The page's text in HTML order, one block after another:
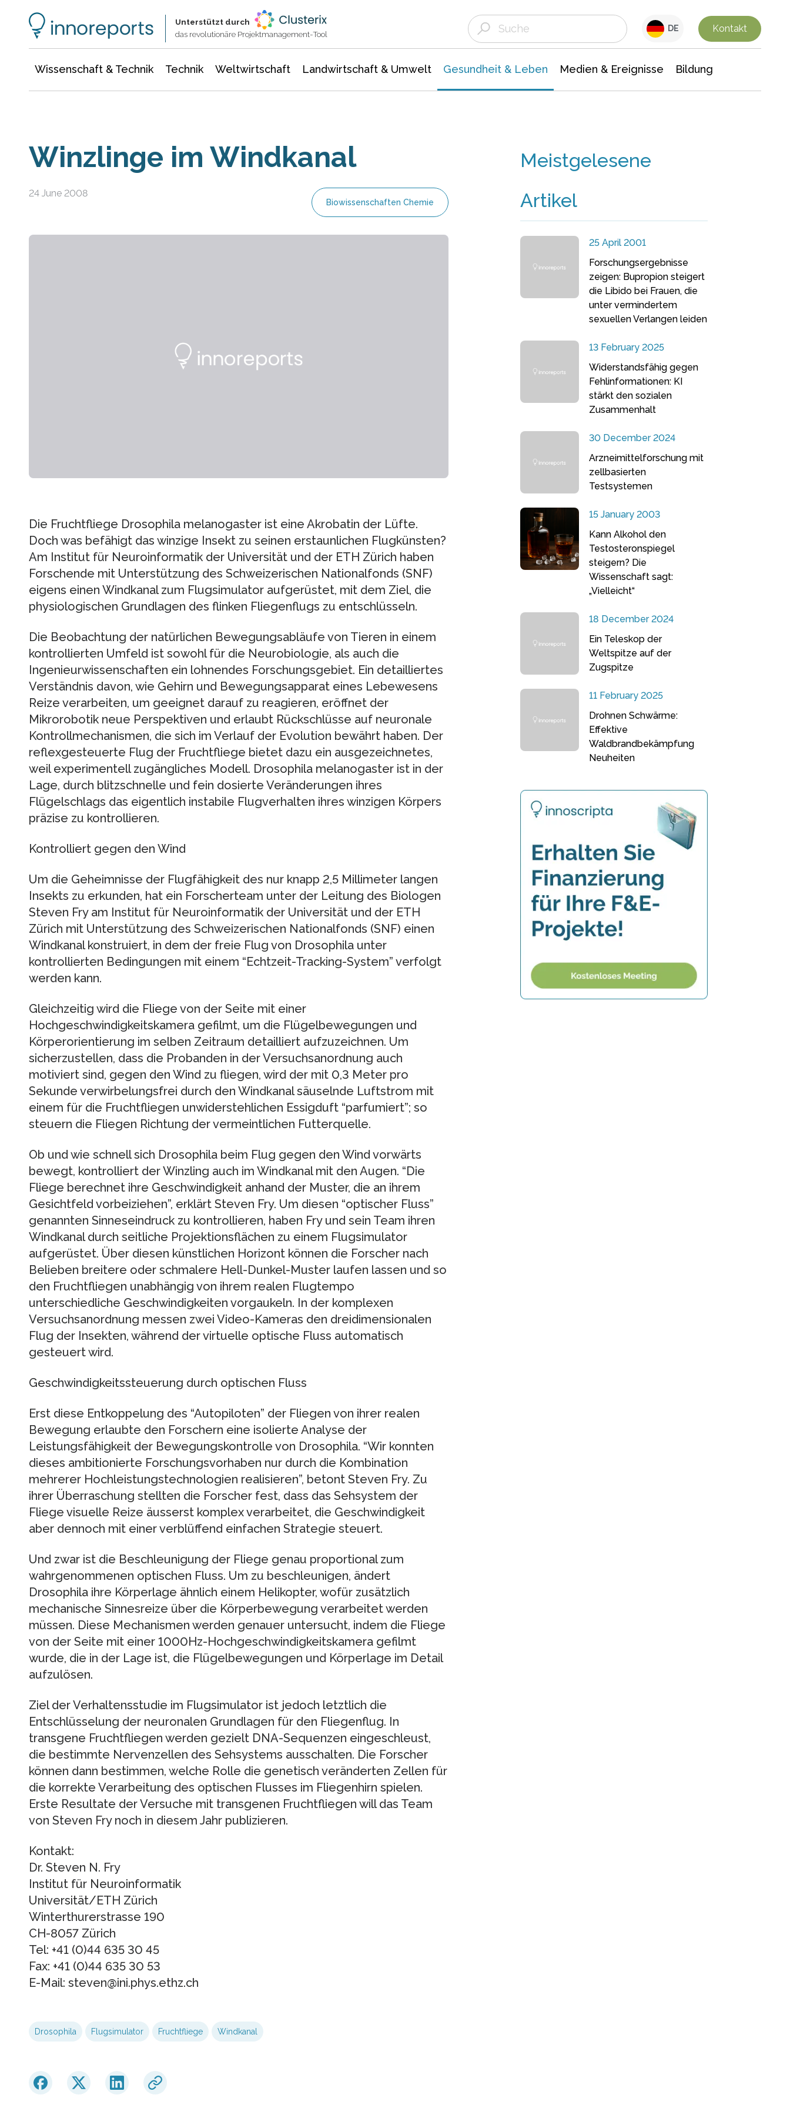
Unterstützt durch
das revolutionäre Projektmanagement-Tool
DE Kontakt
Wissenschaft & Technik Technik Weltwirtschaft Landwirtschaft & Umwelt Gesundheit & Leben Medien & Ereignisse Bildung
Winzlinge im Windkanal
24 June 2008
Biowissenschaften Chemie
Die Fruchtfliege Drosophila melanogaster ist eine Akrobatin der Lüfte.
Doch was befähigt das winzige Insekt zu seinen erstaunlichen Flugkünsten?
Am Institut für Neuroinformatik der Universität und der ETH Zürich haben
Forschende mit Unterstützung des Schweizerischen Nationalfonds (SNF)
eigens einen Windkanal zum Flugsimulator aufgerüstet, mit dem Ziel, die
physiologischen Grundlagen des flinken Fliegenflugs zu entschlüsseln.
Die Beobachtung der natürlichen Bewegungsabläufe von Tieren in einem
kontrollierten Umfeld ist sowohl für die Neurobiologie, als auch die
Ingenieurwissenschaften ein lohnendes Forschungsgebiet. Ein detailliertes
Verständnis davon, wie Gehirn und Bewegungsapparat eines Lebewesens
Reize verarbeiten, um geeignet darauf zu reagieren, eröffnet der
Mikrorobotik neue Perspektiven und erlaubt Rückschlüsse auf neuronale
Kontrollmechanismen, die sich im Verlauf der Evolution bewährt haben. Der
reflexgesteuerte Flug der Fruchtfliege bietet dazu ein ausgezeichnetes,
weil experimentell zugängliches Modell. Drosophila melanogaster ist in der
Lage, durch blitzschnelle und fein dosierte Veränderungen ihres
Flügelschlags das eigentlich instabile Flugverhalten ihres winzigen Körpers
präzise zu kontrollieren.
Kontrolliert gegen den Wind
Um die Geheimnisse der Flugfähigkeit des nur knapp 2,5 Millimeter langen
Insekts zu erkunden, hat ein Forscherteam unter der Leitung des Biologen
Steven Fry am Institut für Neuroinformatik der Universität und der ETH
Zürich mit Unterstützung des Schweizerischen Nationalfonds (SNF) einen
Windkanal konstruiert, in dem der freie Flug von Drosophila unter
kontrollierten Bedingungen mit einem “Echtzeit-Tracking-System” verfolgt
werden kann.
Gleichzeitig wird die Fliege von der Seite mit einer
Hochgeschwindigkeitskamera gefilmt, um die Flügelbewegungen und
Körperorientierung im selben Zeitraum detailliert aufzuzeichnen. Um
sicherzustellen, dass die Probanden in der Versuchsanordnung auch
motiviert sind, gegen den Wind zu fliegen, wird der mit 0,3 Meter pro
Sekunde verwirbelungsfrei durch den Windkanal säuselnde Luftstrom mit
einem für die Fruchtfliegen unwiderstehlichen Essigduft “parfumiert”; so
steuern die Fliegen Richtung der vermeintlichen Futterquelle.
Ob und wie schnell sich Drosophila beim Flug gegen den Wind vorwärts
bewegt, kontrolliert der Winzling auch im Windkanal mit den Augen. “Die
Fliege berechnet ihre Geschwindigkeit anhand der Muster, die an ihrem
Gesichtfeld vorbeiziehen”, erklärt Steven Fry. Um diesen “optischer Fluss”
genannten Sinneseindruck zu kontrollieren, haben Fry und sein Team ihren
Windkanal durch seitliche Projektionsflächen zu einem Flugsimulator
aufgerüstet. Über diesen künstlichen Horizont können die Forscher nach
Belieben breitere oder schmalere Hell-Dunkel-Muster laufen lassen und so
den Fruchtfliegen unabhängig von ihrem realen Flugtempo
unterschiedliche Geschwindigkeiten vorgaukeln. In der komplexen
Versuchsanordnung messen zwei Video-Kameras den dreidimensionalen
Flug der Insekten, während der virtuelle optische Fluss automatisch
gesteuert wird.
Geschwindigkeitssteuerung durch optischen Fluss
Erst diese Entkoppelung des “Autopiloten” der Fliegen von ihrer realen
Bewegung erlaubte den Forschern eine isolierte Analyse der
Leistungsfähigkeit der Bewegungskontrolle von Drosophila. “Wir konnten
dieses ambitionierte Forschungsvorhaben nur durch die Kombination
mehrerer Hochleistungstechnologien realisieren”, betont Steven Fry. Zu
ihrer Überraschung stellten die Forscher fest, dass das Sehsystem der
Fliege visuelle Reize äusserst komplex verarbeitet, die Geschwindigkeit
aber dennoch mit einer verblüffend einfachen Strategie steuert.
Und zwar ist die Beschleunigung der Fliege genau proportional zum
wahrgenommenen optischen Fluss. Um zu beschleunigen, ändert
Drosophila ihre Körperlage ähnlich einem Helikopter, wofür zusätzlich
mechanische Sinnesreize über die Körperbewegung verarbeitet werden
müssen. Diese Mechanismen werden genauer untersucht, indem die Fliege
von der Seite mit einer 1000Hz-Hochgeschwindigkeitskamera gefilmt
wurde, die in der Lage ist, die Flügelbewegungen und Körperlage im Detail
aufzulösen.
Ziel der Verhaltensstudie im Flugsimulator ist jedoch letztlich die
Entschlüsselung der neuronalen Grundlagen für den Fliegenflug. In
transgene Fruchtfliegen werden gezielt DNA-Sequenzen eingeschleust,
die bestimmte Nervenzellen des Sehsystems ausschalten. Die Forscher
können dann bestimmen, welche Rolle die genetisch veränderten Zellen für
die korrekte Verarbeitung des optischen Flusses im Fliegenhirn spielen.
Erste Resultate der Versuche mit transgenen Fruchtfliegen will das Team
von Steven Fry noch in diesem Jahr publizieren.
Kontakt:
Dr. Steven N. Fry
Institut für Neuroinformatik
Universität/ETH Zürich
Winterthurerstrasse 190
CH-8057 Zürich
Tel: +41 (0)44 635 30 45
Fax: +41 (0)44 635 30 53
E-Mail: steven@ini.phys.ethz.ch
Drosophila Flugsimulator Fruchtfliege Windkanal
Meistgelesene
Artikel
25 April 2001
Forschungsergebnisse
zeigen: Bupropion steigert
die Libido bei Frauen, die
unter vermindertem
sexuellen Verlangen leiden
13 February 2025
Widerstandsfähig gegen
Fehlinformationen: KI
stärkt den sozialen
Zusammenhalt
30 December 2024
Arzneimittelforschung mit
zellbasierten
Testsystemen
15 January 2003
Kann Alkohol den
Testosteronspiegel
steigern? Die
Wissenschaft sagt:
„Vielleicht“
18 December 2024
Ein Teleskop der
Weltspitze auf der
Zugspitze
11 February 2025
Drohnen Schwärme:
Effektive
Waldbrandbekämpfung
Neuheiten